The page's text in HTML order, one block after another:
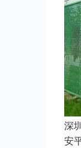
深
安